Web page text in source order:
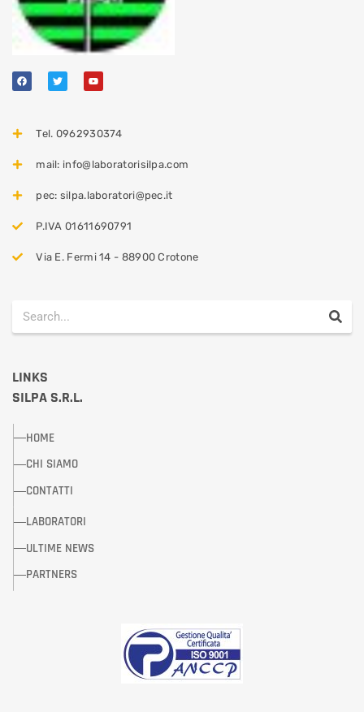
Tel. 0962930374
mail: info@laboratorisilpa.com
pec: silpa.laboratori@pec.it
P.IVA 01611690791
Via E. Fermi 14 - 88900 Crotone
LINKS
SILPA S.R.L.
HOME
CHI SIAMO
CONTATTI
LABORATORI
ULTIME NEWS
PARTNERS